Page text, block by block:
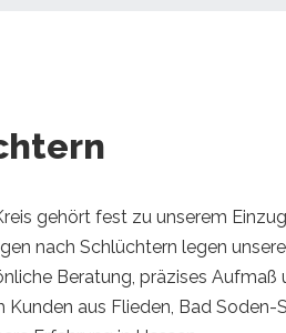
gehört fest zu unserem
nach Schlüchtern legen
Beratung, präzises Aufmaß
aus Flieden, Bad Soden-